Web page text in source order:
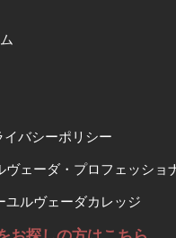
バシーポリシー
ヴェーダ・プロフェッショ
ユルヴェーダカレッジ